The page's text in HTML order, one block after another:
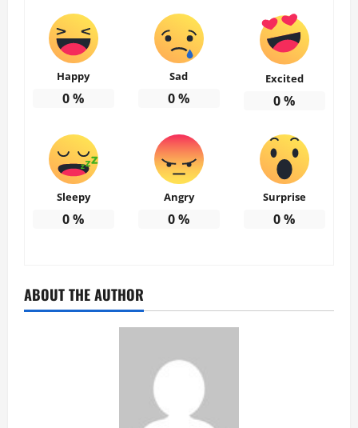
Happy
0%
Sad
0%
Excited
0%
Sleepy
0%
Angry
0%
Surprise
0%
ABOUT THE AUTHOR